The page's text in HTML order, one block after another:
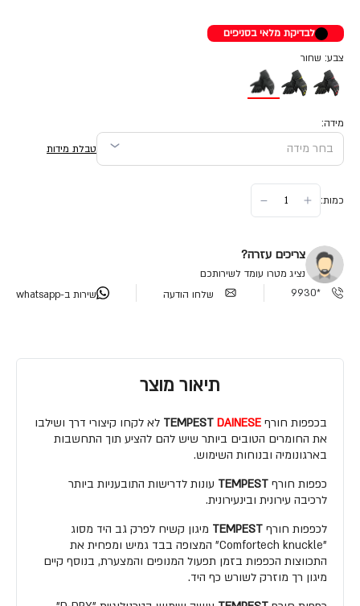
לבדיקת מלאי בסניפים
צבע: שחור
מידה:
טבלת מידות
כמות:
צריכים עזרה?
נציג מטרו עומד לשירותכם
*9930
שלחו הודעה שירות ב-whatsapp
תיאור מוצר
בכפפות חורף TEMPEST DAINESE
לא לקחו קיצורי דרך ושילבו
את החומרים הטובים ביותר שיש להם להציע תוך התחשבות
בארגונומיה ובנוחות השימוש.
כפפות חורף TEMPEST עונות לדרישות התובעניות ביותר
לרכיבה עירונית ובינעירונית.
לכפפות חורף TEMPEST מיגון קשיח לפרק גב היד מסוג
"Comfortech knuckle" המצופה בבד גמיש ומפחית את
התכווצות הכפפות בזמן תפעול המנופים והמצערת, בנוסף קיים
מיגון רך מוזרק לשורש כף היד.